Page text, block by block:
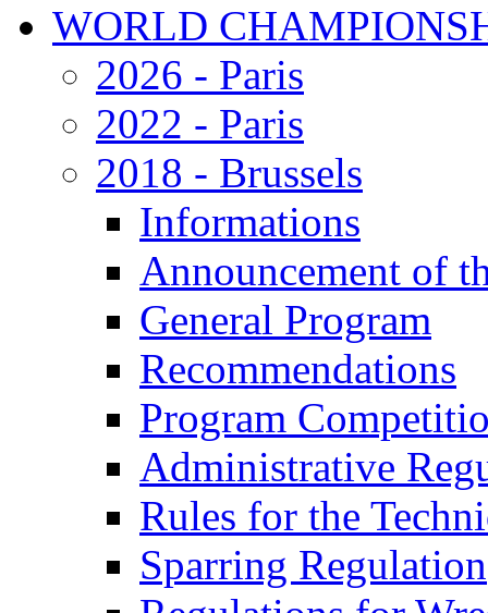
WORLD
2026 - Paris
2022 - Paris
2018 - Brussels
Informations
Announcement of
General Program
Recommendations
Program
Administrative
Rules for the
Sparring Regulation